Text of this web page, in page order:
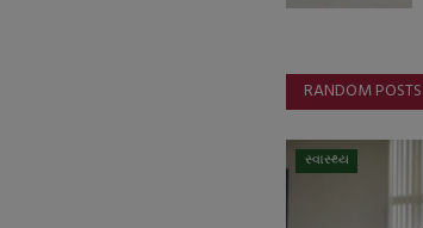
RANDOM POSTS
સ્વાસ્થ્ય